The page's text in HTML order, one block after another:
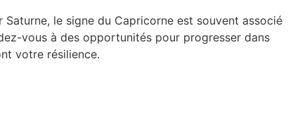
le signe du Capricorne est souvent associé
vous à des opportunités pour progresser dans
votre résilience.